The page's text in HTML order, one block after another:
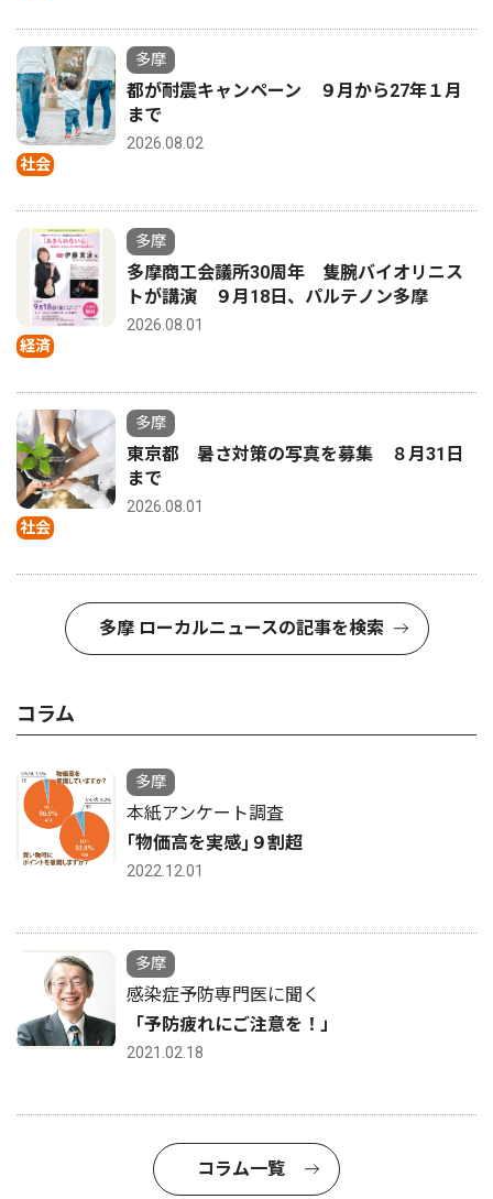
社会
多摩
都が耐震キャンペーン ９月から27年１月
まで
2026.08.02
経済
多摩
多摩商工会議所30周年 隻腕バイオリニス
トが講演 ９月18日、パルテノン多摩
2026.08.01
社会
多摩
東京都 暑さ対策の写真を募集 ８月31日
まで
2026.08.01
多摩 ローカルニュースの記事を検索
コラム
多摩
本紙アンケート調査
｢物価高を実感｣９割超
2022.12.01
多摩
感染症予防専門医に聞く
「予防疲れにご注意を！」
2021.02.18
コラム一覧